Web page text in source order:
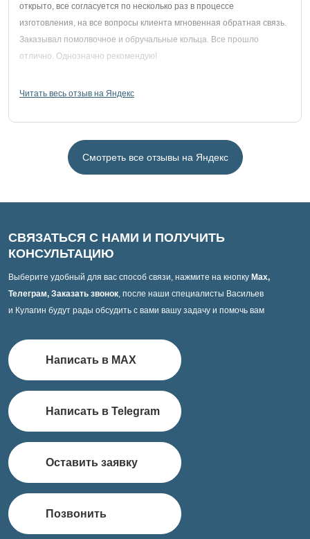
открыто, все согласуется по несколько раз в процессе
изготовления, на все вопросы клиента мгновенная обратная связь.
Заказывал помолвочное и обручальные кольца. Все прошло
отлично. Однозначно рекомендую!
Читать весь отзыв на Яндекс
Смотреть все отзывы на Яндекс
СВЯЗАТЬСЯ С НАМИ И ПОЛУЧИТЬ
КОНСУЛЬТАЦИЮ
Выберите удобный для вас способ связи, нажмите на кнопку Max,
Телеграм, Заказать звонок, после наши специалисты Васильев
и Кулагин будут рады обсудить с вами вашу задачу и помочь вам
Написать в MAX
Написать в Telegram
Оставить заявку
Позвонить